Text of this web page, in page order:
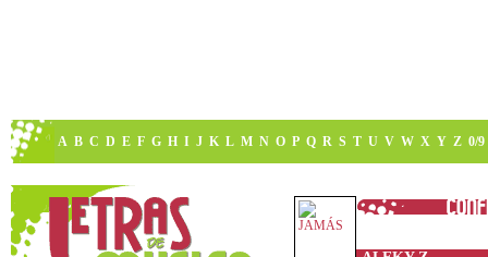
A B C D E F G H I J K L M N O P Q R S T U V W X Y Z 0/9